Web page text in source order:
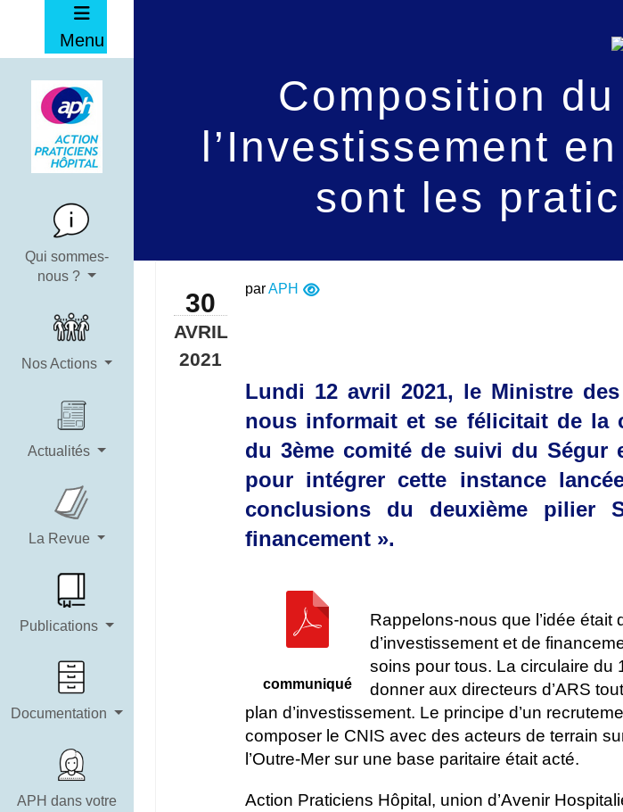
Menu
Qui sommes-
nous ?
Nos Actions
Actualités
La Revue
Publications
Documentation
APH dans votre
Composition
l’Investissement
sont les
30
AVRIL
2021
parAPH
Lundi 12 avril 2021, le Ministre
nous informait et se félicitait de la
du 3ème comité de suivi du Ségur
pour intégrer cette instance
conclusions du deuxième pilier
financement ».
communiqué
Rappelons-nous que l’idée
d’investissement et de
soins pour tous. La circulaire du
donner aux directeurs d’ARS
plan d’investissement. Le principe d’un
composer le CNIS avec des acteurs de terrain
l’Outre-Mer sur une base paritaire était acté.
Action Praticiens Hôpital, union d’Avenir